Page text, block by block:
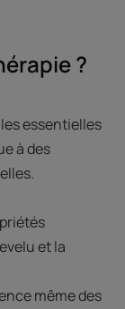
?
essentielles
à des
et la
même des